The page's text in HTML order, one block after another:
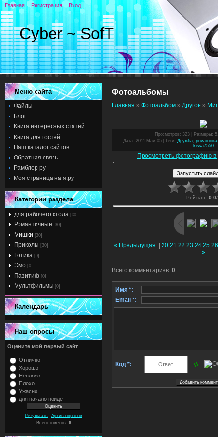
Cyber ~ SofT
Главная Регистрация Вход
Меню сайта
Файлы
Блог
Книга интересных статей
Книга для гостей
Наш каталог сайтов
Обратная связь
Рамблер ру
Моя страница на я.ру
Категории раздела
для рабочего стола [30]
Романтичные [30]
Мишки [30]
Приколы [30]
Готика [0]
Эмо [0]
Пазитиф [0]
Мультфильмы [0]
Календарь
Наш опросы
Оцените мой первый сайт
Отлично
Хорошо
Неплохо
Плохо
Ужасно
для начало пойдёт
Результаты Архив опросов
Всего ответов: 6
Фотоальбомы
Главная » Фотоальбом » Другое »
Просмотров: 323 | Размеры:
Дата: 2011-Май-05 | Теги: Дружба, романтика
kissa7550
Просмотреть фотографию в
Рейтинг: 0.0/
« Предыдущая | 20 21 22 23 24 25 26
»
Всего комментариев: 0
Имя *:
Email *:
Код *: